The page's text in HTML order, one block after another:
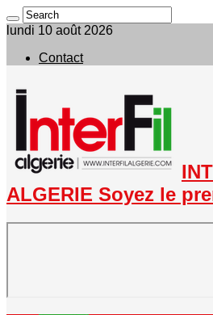
lundi 10 août 2026
Contact
ALGERIE Soyez le